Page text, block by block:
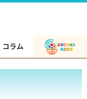
コラム